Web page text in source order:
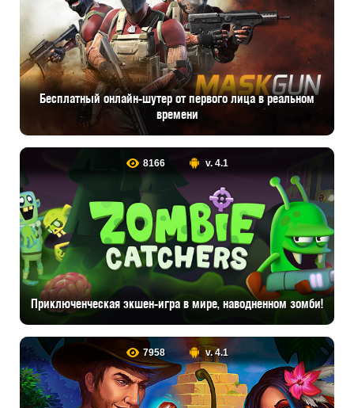
Бесплатный онлайн-шутер от первого лица в реальном
времени
8166 v. 4.1
Приключенческая экшен-игра в мире, наводненном зомби!
7958 v. 4.1